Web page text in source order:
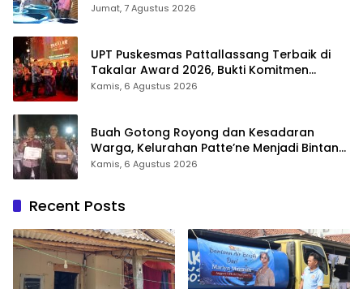
Air Bersih Di Maros
Jumat, 7 Agustus 2026
UPT Puskesmas Pattallassang Terbaik di
Takalar Award 2026, Bukti Komitmen
Hadirkan Pelayanan Kesehatan Berkualitas
Kamis, 6 Agustus 2026
Buah Gotong Royong dan Kesadaran
Warga, Kelurahan Patte’ne Menjadi Bintang
Takalar Award 2026
Kamis, 6 Agustus 2026
Recent Posts